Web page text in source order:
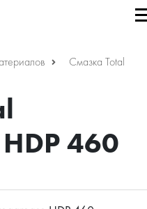
Смазка Total
460